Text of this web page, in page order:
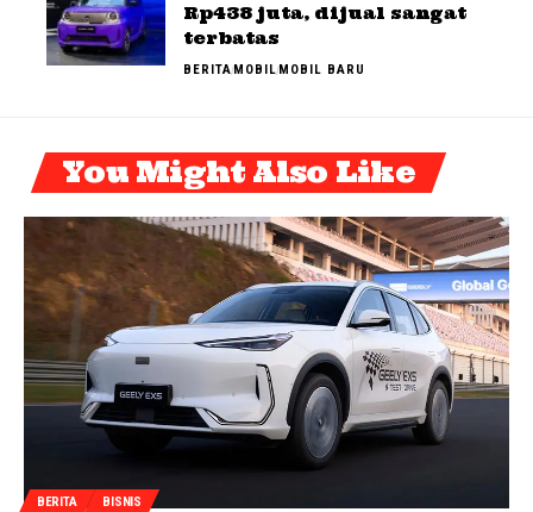
Rp438 juta, dijual sangat
terbatas
BERITAMOBILMOBIL BARU
You Might Also Like
BERITA BISNIS